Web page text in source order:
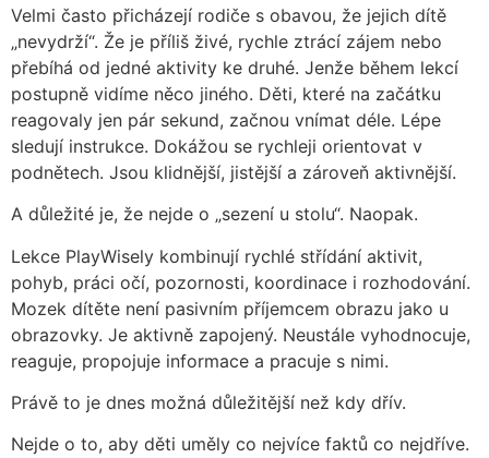
Velmi často přicházejí rodiče s obavou, že jejich dítě
„nevydrží“. Že je příliš živé, rychle ztrácí zájem nebo
přebíhá od jedné aktivity ke druhé. Jenže během lekcí
postupně vidíme něco jiného. Děti, které na začátku
reagovaly jen pár sekund, začnou vnímat déle. Lépe
sledují instrukce. Dokážou se rychleji orientovat v
podnětech. Jsou klidnější, jistější a zároveň aktivnější.
A důležité je, že nejde o „sezení u stolu“. Naopak.
Lekce PlayWisely kombinují rychlé střídání aktivit,
pohyb, práci očí, pozornosti, koordinace i rozhodování.
Mozek dítěte není pasivním příjemcem obrazu jako u
obrazovky. Je aktivně zapojený. Neustále vyhodnocuje,
reaguje, propojuje informace a pracuje s nimi.
Právě to je dnes možná důležitější než kdy dřív.
Nejde o to, aby děti uměly co nejvíce faktů co nejdříve.